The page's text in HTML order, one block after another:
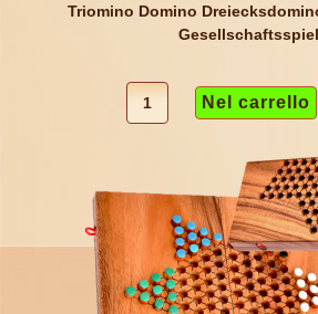
Triomino Domino
Gesellschaftsspiel